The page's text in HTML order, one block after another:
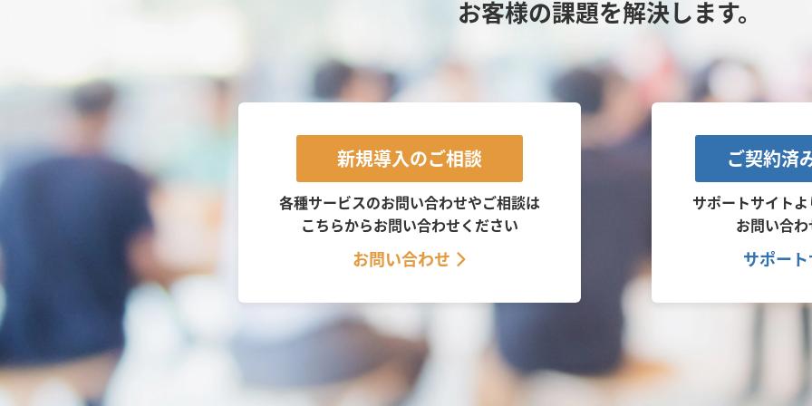
お客様の課題を解決します。
新規導入のご相談
各種サービスのお問い合わせやご相談は
こちらからお問い合わせください
お問い合わせ
ご契約済
サポートサイト
お問い合
サポー